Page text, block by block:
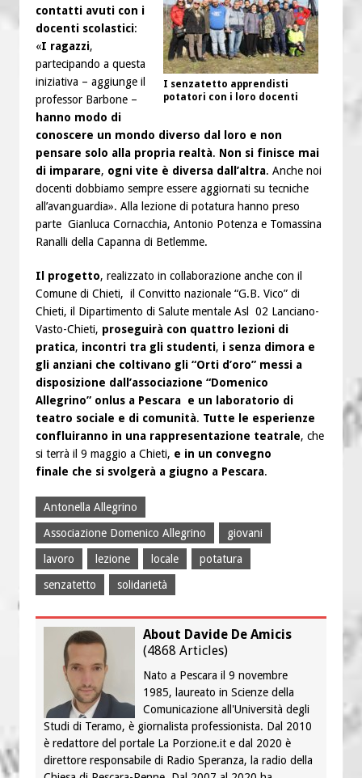
I senzatetto apprendisti
potatori con i loro docenti
contatti avuti con i
docenti scolastici:
«I ragazzi,
partecipando a questa
iniziativa – aggiunge il
professor Barbone –
hanno modo di
conoscere un mondo diverso dal loro e non
pensare solo alla propria realtà. Non si finisce mai
di imparare, ogni vite è diversa dall’altra. Anche noi
docenti dobbiamo sempre essere aggiornati su tecniche
all’avanguardia». Alla lezione di potatura hanno preso
parte Gianluca Cornacchia, Antonio Potenza e Tomassina
Ranalli della Capanna di Betlemme.
Il progetto, realizzato in collaborazione anche con il
Comune di Chieti, il Convitto nazionale “G.B. Vico” di
Chieti, il Dipartimento di Salute mentale Asl 02 Lanciano-
Vasto-Chieti, proseguirà con quattro lezioni di
pratica, incontri tra gli studenti, i senza dimora e
gli anziani che coltivano gli “Orti d’oro” messi a
disposizione dall’associazione “Domenico
Allegrino” onlus a Pescara e un laboratorio di
teatro sociale e di comunità. Tutte le esperienze
confluiranno in una rappresentazione teatrale, che
si terrà il 9 maggio a Chieti, e in un convegno
finale che si svolgerà a giugno a Pescara.
Antonella Allegrino
Associazione Domenico Allegrino
giovani
lavoro
lezione locale
potatura
senzatetto
solidarietà
About Davide De Amicis
(4868 Articles)
Nato a Pescara il 9 novembre
1985, laureato in Scienze della
Comunicazione all'Università degli
Studi di Teramo, è giornalista professionista. Dal 2010
è redattore del portale La Porzione.it e dal 2020 è
direttore responsabile di Radio Speranza, la radio della